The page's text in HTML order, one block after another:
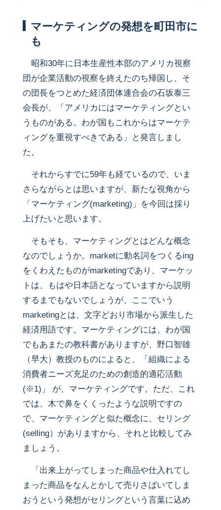
マーケティングの発想を町田市に
も
昭和30年に日本生産性本部のアメリカ視察
団が企業活動の視察を終えたのち帰国し、そ
の団長をつとめた経済団体連合会の石坂泰三
会長が、「アメリカにはマーケティングとい
うものがある。わが国もこれからはマーケテ
ィングを重視すべきである」と発言しまし
た。
それからすでに59年も経ているので、いま
さらながらとは思いますが、新たな視角から
「マーケティング(marketing)」を今回は採り
上げたいと思います。
そもそも、マーケティングとはどんな概念
なのでしょうか。marketに動名詞をつくるing
をくわえたものがmarketingであり、マーケッ
トは、もはや日本語となっていますから説明
するまでもないでしょうが、ここでいう
marketingとは、文字どおり市場から派生した
経済用語です。マーケティングには、わが国
でもあまたの教科書がありますが、野口智雄
（早大）教授のものによると、「組織による
消費者ニーズ充足のための創造的適応活動
(※1)」 が、マーケティングです。ただ、これ
では、木で鼻をくくったような説明ですの
で、マーケティングと似た概念に、セリング
(selling）がありますから、それと比較してみ
ましょう。
「出来上がってしまった商品や仕入れてし
まった商品をなんとかして売りさばいてしま
おうという発想がセリングという言葉に込め